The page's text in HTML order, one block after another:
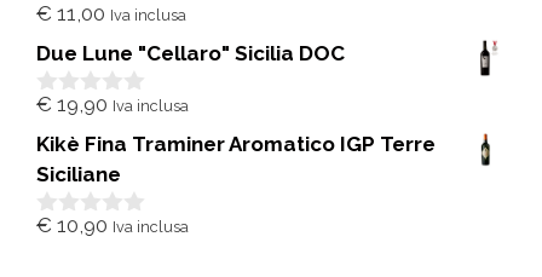
0
u
5
€ 11,00 Iva inclusa
Due Lune "Cellaro" Sicilia DOC
0
u
5
€ 19,90 Iva inclusa
Kikè Fina Traminer Aromatico IGP Terre
Siciliane
0
€ 10,90 Iva inclusa